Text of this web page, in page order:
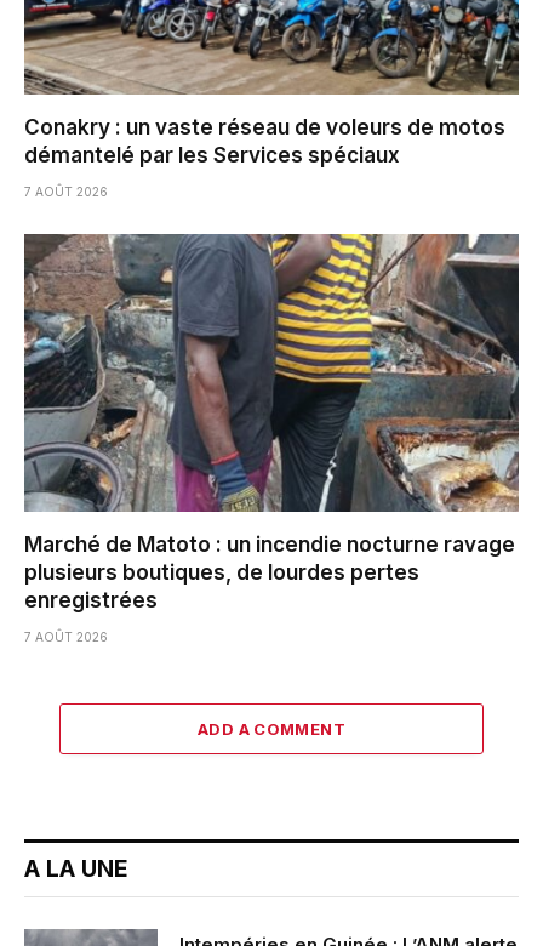
Conakry : un vaste réseau de voleurs de motos
démantelé par les Services spéciaux
7 AOÛT 2026
Marché de Matoto : un incendie nocturne ravage
plusieurs boutiques, de lourdes pertes
enregistrées
7 AOÛT 2026
ADD A COMMENT
A LA UNE